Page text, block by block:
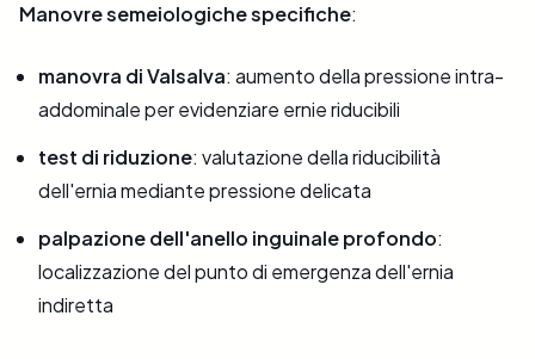
Manovre semeiologiche specifiche:
manovra di Valsalva: aumento della pressione intra-
addominale per evidenziare ernie riducibili
test di riduzione: valutazione della riducibilità
dell'ernia mediante pressione delicata
palpazione dell'anello inguinale profondo:
localizzazione del punto di emergenza dell'ernia
indiretta